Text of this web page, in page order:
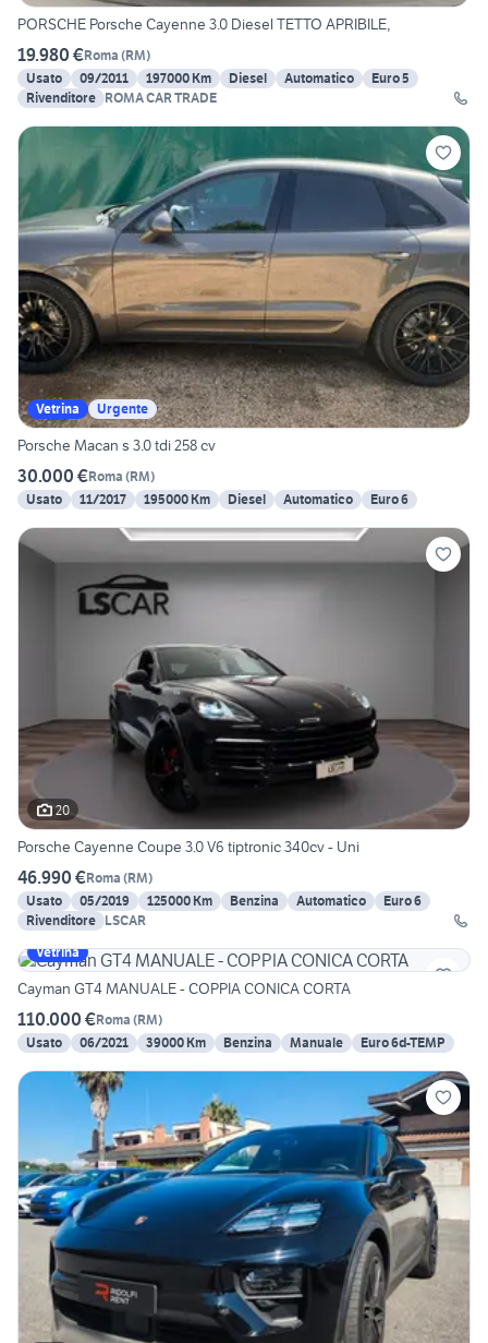
PORSCHE Porsche Cayenne 3.0 Diesel TETTO APRIBILE,
19.980 €Roma (RM)
Usato
09/2011 197000 Km Diesel Automatico
Euro 5
Rivenditore ROMA CAR TRADE
Vetrina Urgente
Porsche Macan s 3.0 tdi 258 cv
30.000 €Roma (RM)
Usato
11/2017 195000 Km Diesel Automatico Euro 6
20
Porsche Cayenne Coupe 3.0 V6 tiptronic 340cv - Uni
46.990 €Roma (RM)
Usato
05/2019 125000 Km Benzina Automatico
Euro 6
Rivenditore LSCAR
Vetrina
Cayman GT4 MANUALE - COPPIA CONICA CORTA
110.000 €Roma (RM)
Usato
06/2021 39000 Km Benzina Manuale Euro 6d-TEMP